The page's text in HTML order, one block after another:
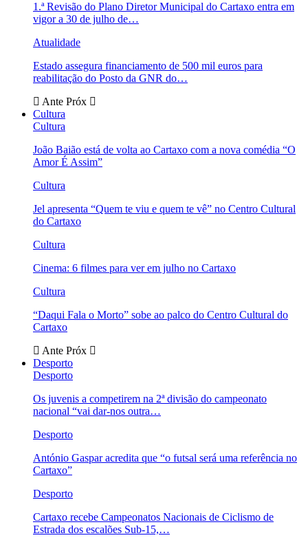
1.ª Revisão do Plano Diretor Municipal do Cartaxo entra em
vigor a 30 de julho de…
Atualidade
Estado assegura financiamento de 500 mil euros para
reabilitação do Posto da GNR do…
Ante Próx
Cultura
Cultura
João Baião está de volta ao Cartaxo com a nova comédia “O
Amor É Assim”
Cultura
Jel apresenta “Quem te viu e quem te vê” no Centro Cultural
do Cartaxo
Cultura
Cinema: 6 filmes para ver em julho no Cartaxo
Cultura
“Daqui Fala o Morto” sobe ao palco do Centro Cultural do
Cartaxo
Ante Próx
Desporto
Desporto
Os juvenis a competirem na 2ª divisão do campeonato
nacional “vai dar-nos outra…
Desporto
António Gaspar acredita que “o futsal será uma referência no
Cartaxo”
Desporto
Cartaxo recebe Campeonatos Nacionais de Ciclismo de
Estrada dos escalões Sub-15,…